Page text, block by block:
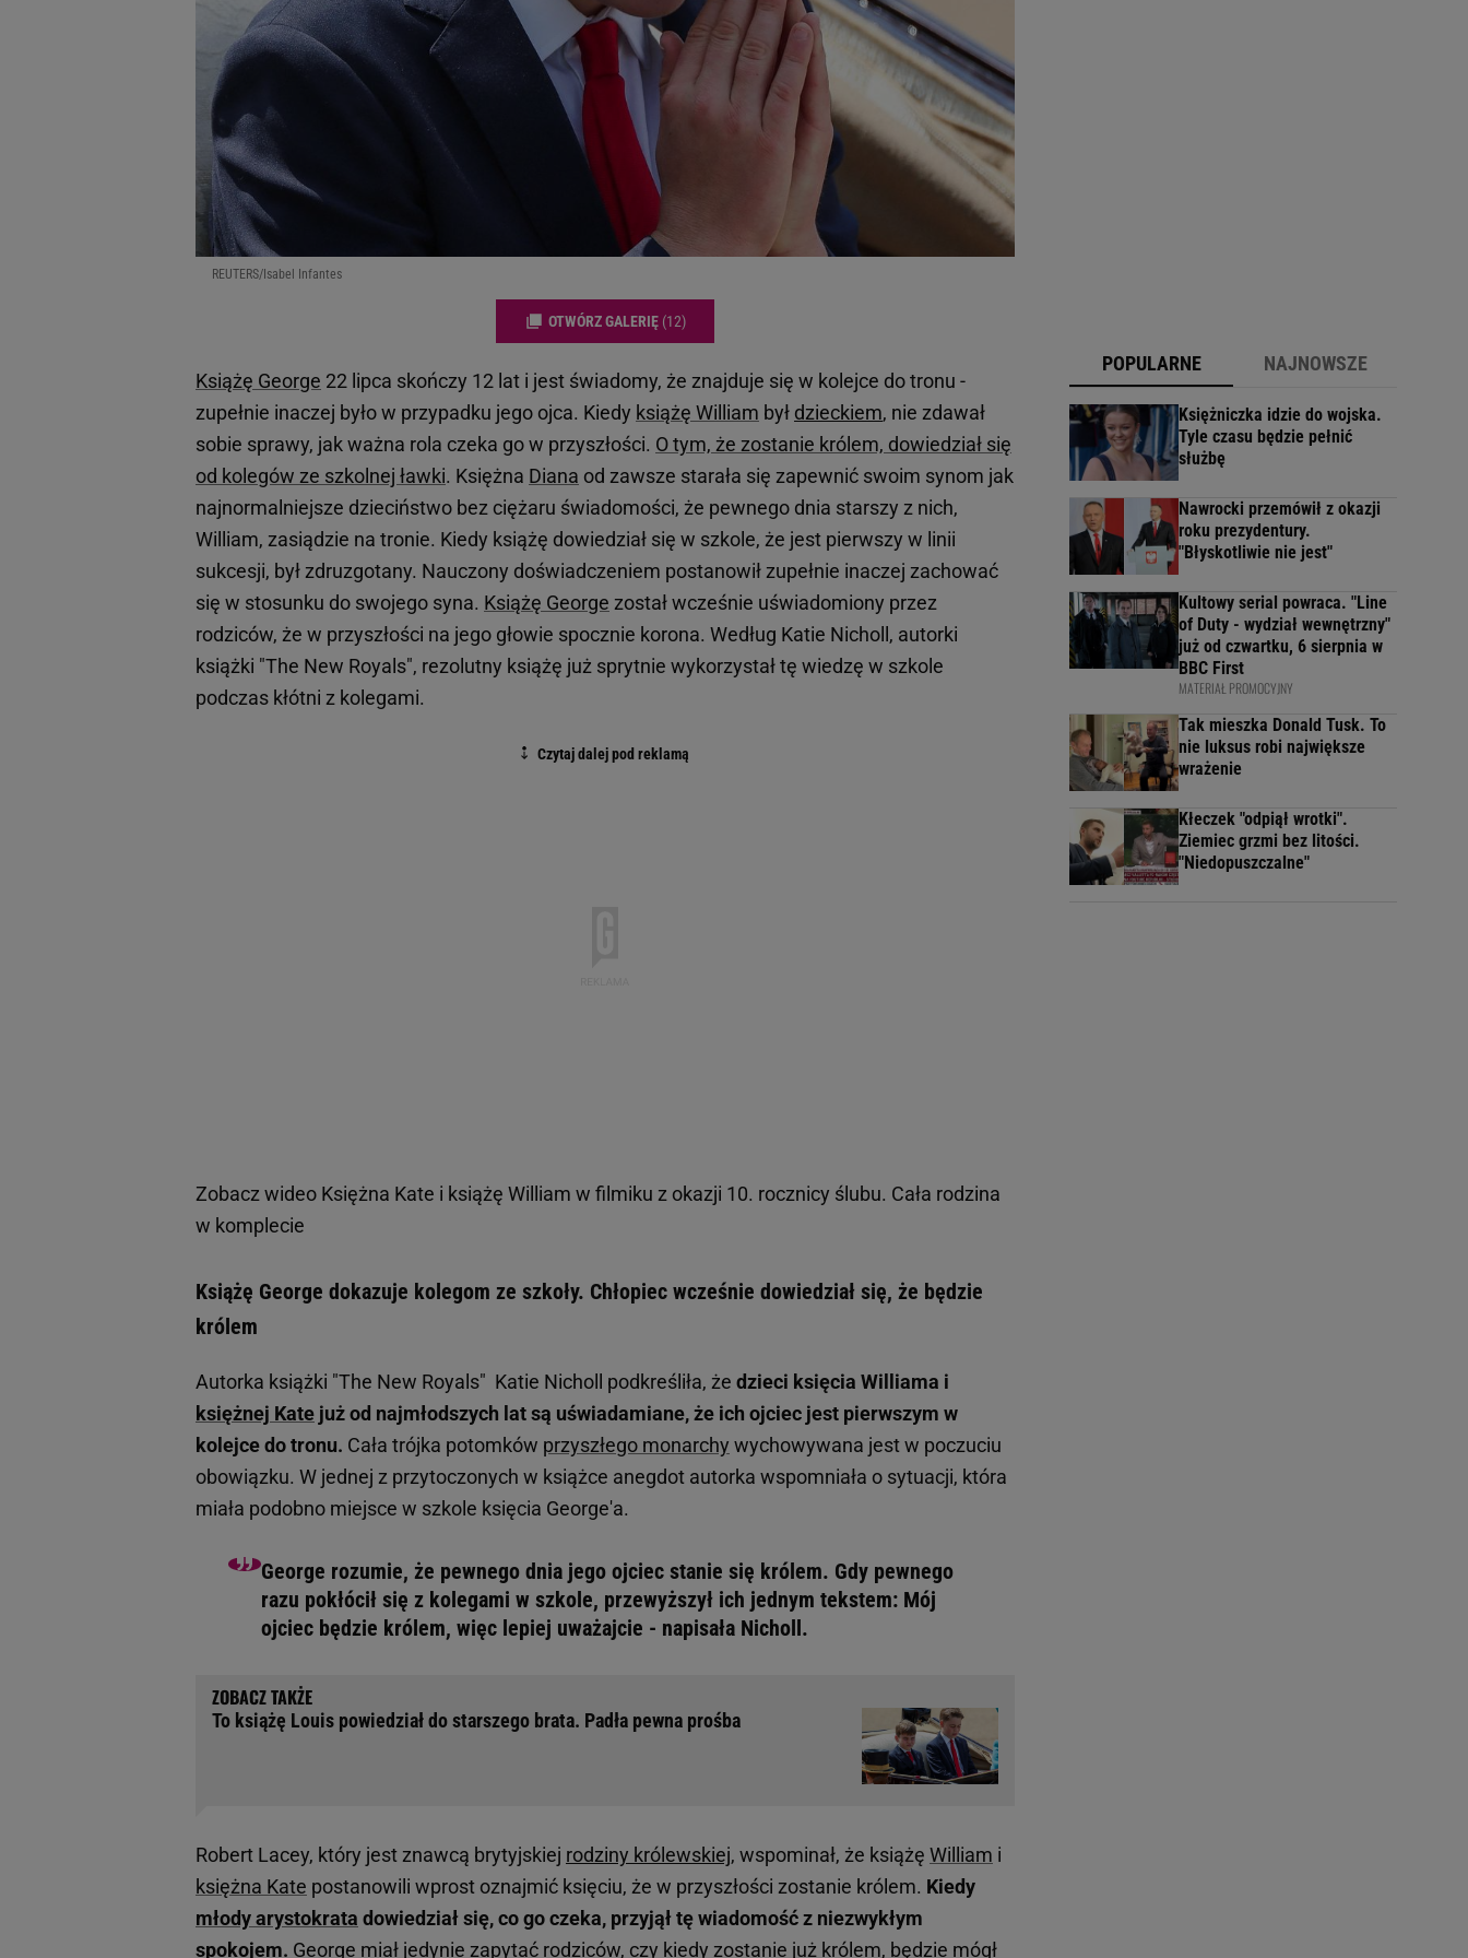
REUTERS/Isabel Infantes
OTWÓRZ GALERIĘ (12)
Książę George 22 lipca skończy 12 lat i jest świadomy, że znajduje się w kolejce do tronu -
zupełnie inaczej było w przypadku jego ojca. Kiedy książę William był dzieckiem, nie zdawał
sobie sprawy, jak ważna rola czeka go w przyszłości. O tym, że zostanie królem, dowiedział się
od kolegów ze szkolnej ławki. Księżna Diana od zawsze starała się zapewnić swoim synom jak
najnormalniejsze dzieciństwo bez ciężaru świadomości, że pewnego dnia starszy z nich,
William, zasiądzie na tronie. Kiedy książę dowiedział się w szkole, że jest pierwszy w linii
sukcesji, był zdruzgotany. Nauczony doświadczeniem postanowił zupełnie inaczej zachować
się w stosunku do swojego syna. Książę George został wcześnie uświadomiony przez
rodziców, że w przyszłości na jego głowie spocznie korona. Według Katie Nicholl, autorki
książki "The New Royals", rezolutny książę już sprytnie wykorzystał tę wiedzę w szkole
podczas kłótni z kolegami.
Zobacz wideo Księżna Kate i książę William w filmiku z okazji 10. rocznicy ślubu. Cała rodzina
w komplecie
Książę George dokazuje kolegom ze szkoły. Chłopiec wcześnie dowiedział się, że będzie
królem
Autorka książki "The New Royals" Katie Nicholl podkreśliła, że dzieci księcia Williama i
księżnej Kate już od najmłodszych lat są uświadamiane, że ich ojciec jest pierwszym w
kolejce do tronu. Cała trójka potomków przyszłego monarchy wychowywana jest w poczuciu
obowiązku. W jednej z przytoczonych w książce anegdot autorka wspomniała o sytuacji, która
miała podobno miejsce w szkole księcia George'a.
George rozumie, że pewnego dnia jego ojciec stanie się królem. Gdy pewnego
razu pokłócił się z kolegami w szkole, przewyższył ich jednym tekstem: Mój
ojciec będzie królem, więc lepiej uważajcie - napisała Nicholl.
To książę Louis powiedział do starszego brata. Padła pewna prośba
Robert Lacey, który jest znawcą brytyjskiej rodziny królewskiej, wspominał, że książę William i
księżna Kate postanowili wprost oznajmić księciu, że w przyszłości zostanie królem. Kiedy
młody arystokrata dowiedział się, co go czeka, przyjął tę wiadomość z niezwykłym
spokojem. George miał jedynie zapytać rodziców, czy kiedy zostanie już królem, będzie mógł
POPULARNE NAJNOWSZE
Księżniczka idzie do wojska.
Tyle czasu będzie pełnić
służbę
Nawrocki przemówił z okazji
roku prezydentury.
"Błyskotliwie nie jest"
Kultowy serial powraca. "Line
of Duty - wydział wewnętrzny"
już od czwartku, 6 sierpnia w
BBC First
MATERIAŁ PROMOCYJNY
Tak mieszka Donald Tusk. To
nie luksus robi największe
wrażenie
Kłeczek "odpiął wrotki".
Ziemiec grzmi bez litości.
"Niedopuszczalne"